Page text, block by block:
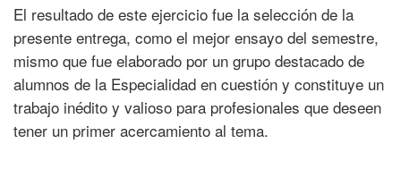
El resultado de este ejercicio fue la selección de la
presente entrega, como el mejor ensayo del semestre,
mismo que fue elaborado por un grupo destacado de
alumnos de la Especialidad en cuestión y constituye un
trabajo inédito y valioso para profesionales que deseen
tener un primer acercamiento al tema.